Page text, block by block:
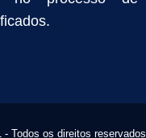
Todos os direitos reservados